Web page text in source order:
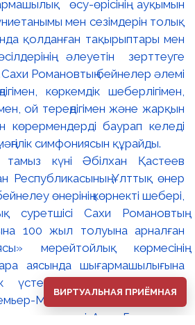
күні Әбілхан Қастеев
Республикасының Ұлттық өнер
өнерінің көрнекті шебері,
суретшісі Сахи Романовтың
100 жыл толуына арналған
мерейтойлық көрмесінің
аясында шығармашылығына
үстел өтті. 🔹Қазақстан
Министрінің орынбасары –
министрі Аида Ғалымқызы
ВИРТУАЛЬНАЯ ПРИЁМНАЯ